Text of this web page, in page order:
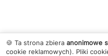
🍪 Ta strona zbiera anonimowe
cookie reklamowych). Pliki